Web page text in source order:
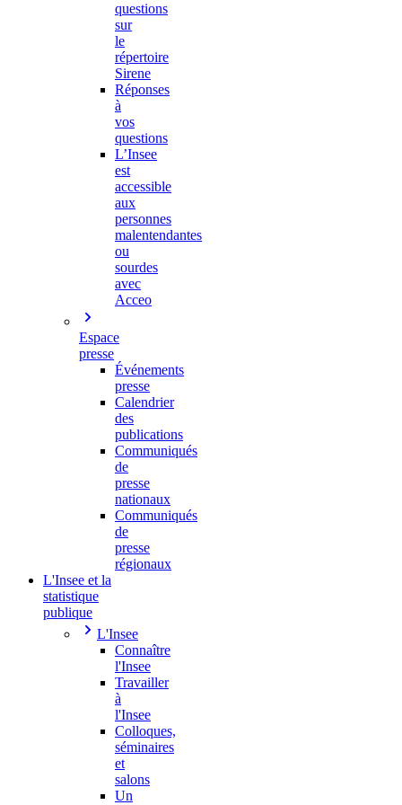
questions
sur
le
répertoire
Sirene
Réponses
à
vos
questions
L’Insee
est
accessible
aux
personnes
malentendantes
ou
sourdes
avec
Acceo
Espace
presse
Événements
presse
Calendrier
des
publications
Communiqués
de
presse
nationaux
Communiqués
de
presse
régionaux
L'Insee et la
statistique
publique
L'Insee
Connaître
l'Insee
Travailler
à
l'Insee
Colloques,
séminaires
et
salons
Un